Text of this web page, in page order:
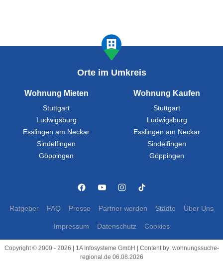
Orte im Umkreis
Wohnung Mieten
Stuttgart
Ludwigsburg
Esslingen am Neckar
Sindelfingen
Göppingen
Wohnung Kaufen
Stuttgart
Ludwigsburg
Esslingen am Neckar
Sindelfingen
Göppingen
Ratgeber FAQ Presse Partner werden Städte Über Uns
Impressum Datenschutz Cookies
Copyright © 2000 - 2026 | 1A Infosysteme GmbH | Content by: wohnungssuche-
regional.de 06.08.2026